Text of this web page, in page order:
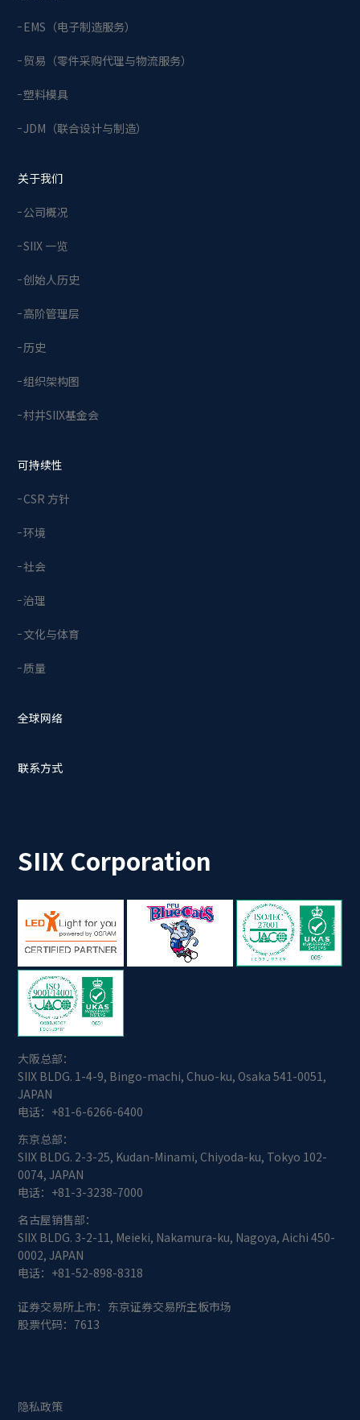
EMS（电子制造服务）
贸易（零件采购代理与物流服务）
塑料模具
JDM（联合设计与制造）
关于我们
公司概况
SIIX 一览
创始人历史
高阶管理层
历史
组织架构图
村井SIIX基金会
可持续性
CSR 方针
环境
社会
治理
文化与体育
质量
全球网络
联系方式
SIIX Corporation
大阪总部：
SIIX BLDG. 1-4-9, Bingo-machi, Chuo-ku, Osaka 541-0051,
JAPAN
电话： +81-6-6266-6400
东京总部：
SIIX BLDG. 2-3-25, Kudan-Minami, Chiyoda-ku, Tokyo 102-
0074, JAPAN
电话： +81-3-3238-7000
名古屋销售部：
SIIX BLDG. 3-2-11, Meieki, Nakamura-ku, Nagoya, Aichi 450-
0002, JAPAN
电话： +81-52-898-8318
证券交易所上市：东京证券交易所主板市场
股票代码：7613
隐私政策